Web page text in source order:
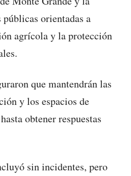
orientadas a
agrícola y la protección
que mantendrán las
y los espacios de
obtener respuestas
sin incidentes, pero